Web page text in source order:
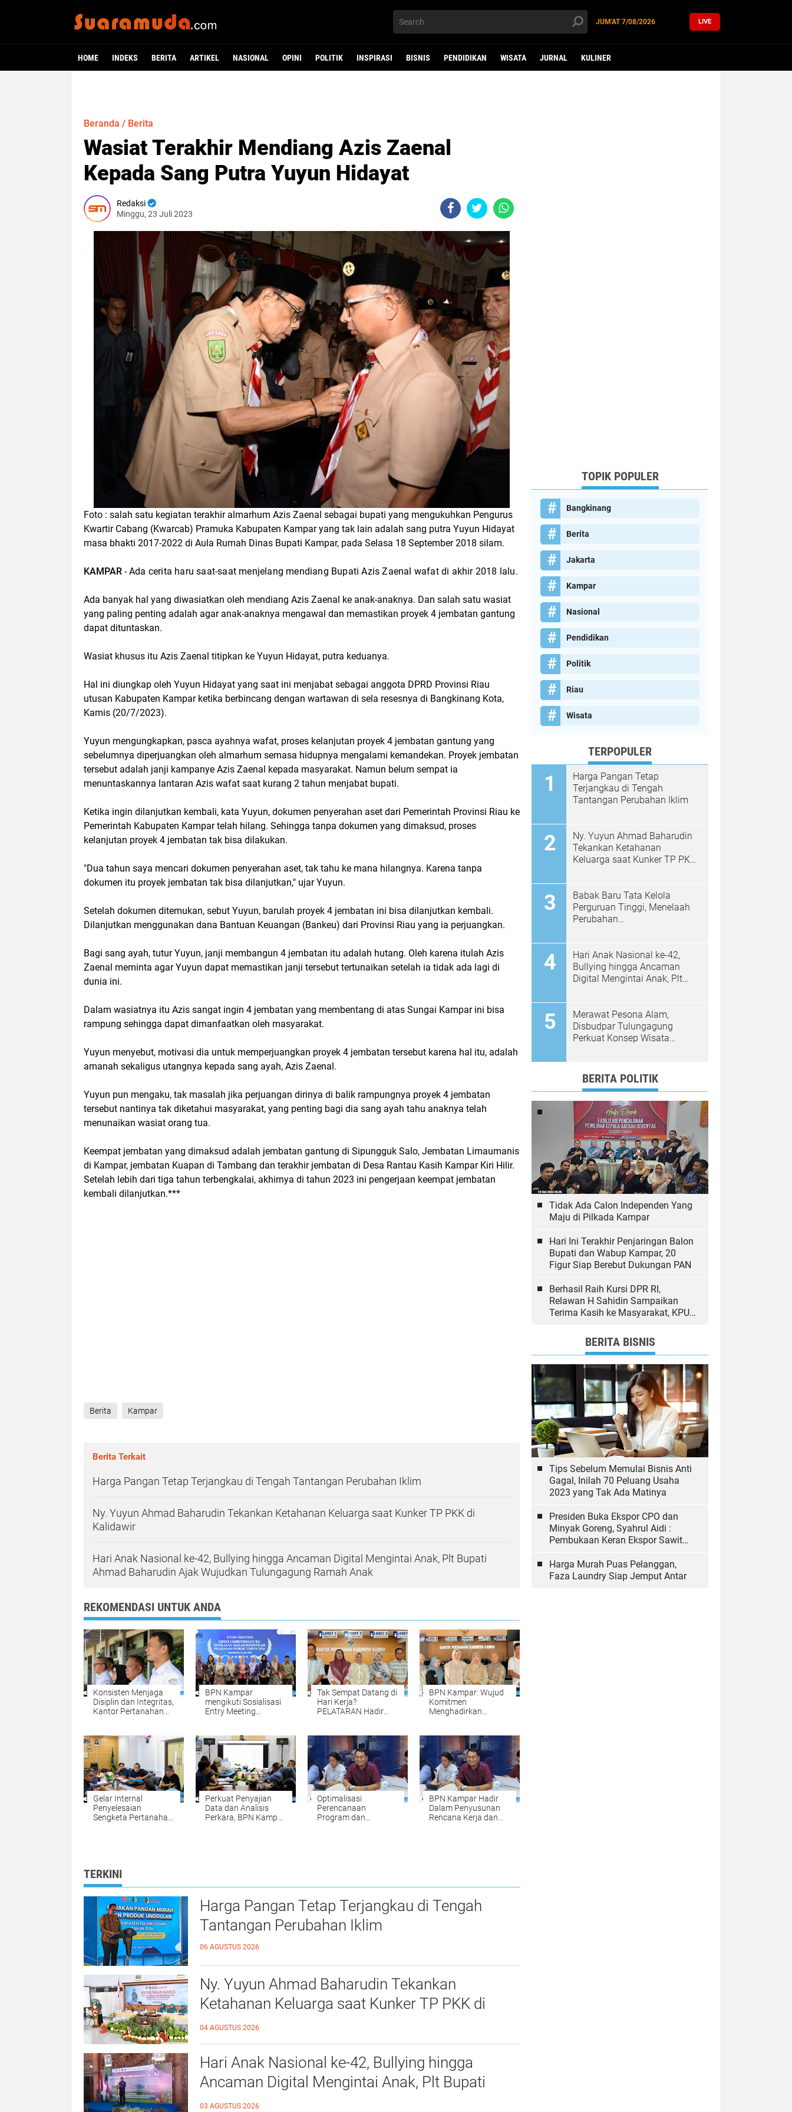
JUM'AT7/08/2026 LIVE
HOME INDEKS BERITA ARTIKEL NASIONAL OPINI POLITIK INSPIRASI BISNIS PENDIDIKAN WISATA JURNAL KULINER
Beranda / Berita
Wasiat Terakhir Mendiang Azis Zaenal
Kepada Sang Putra Yuyun Hidayat
Redaksi
Minggu, 23 Juli 2023
Foto : salah satu kegiatan terakhir almarhum Azis Zaenal sebagai bupati yang mengukuhkan Pengurus
Kwartir Cabang (Kwarcab) Pramuka Kabupaten Kampar yang tak lain adalah sang putra Yuyun Hidayat
masa bhakti 2017-2022 di Aula Rumah Dinas Bupati Kampar, pada Selasa 18 September 2018 silam.
KAMPAR -Ada cerita haru saat-saat menjelang mendiang Bupati Azis Zaenal wafat di akhir 2018 lalu.
Ada banyak hal yang diwasiatkan oleh mendiang Azis Zaenal ke anak-anaknya. Dan salah satu wasiat
yang paling penting adalah agar anak-anaknya mengawal dan memastikan proyek 4 jembatan gantung
dapat dituntaskan.
Wasiat khusus itu Azis Zaenal titipkan ke Yuyun Hidayat, putra keduanya.
Hal ini diungkap oleh Yuyun Hidayat yang saat ini menjabat sebagai anggota DPRD Provinsi Riau
utusan Kabupaten Kampar ketika berbincang dengan wartawan di sela resesnya di Bangkinang Kota,
Kamis (20/7/2023).
Yuyun mengungkapkan, pasca ayahnya wafat, proses kelanjutan proyek 4 jembatan gantung yang
sebelumnya diperjuangkan oleh almarhum semasa hidupnya mengalami kemandekan. Proyek jembatan
tersebut adalah janji kampanye Azis Zaenal kepada masyarakat. Namun belum sempat ia
menuntaskannya lantaran Azis wafat saat kurang 2 tahun menjabat bupati.
Ketika ingin dilanjutkan kembali, kata Yuyun, dokumen penyerahan aset dari Pemerintah Provinsi Riau ke
Pemerintah Kabupaten Kampar telah hilang. Sehingga tanpa dokumen yang dimaksud, proses
kelanjutan proyek 4 jembatan tak bisa dilakukan.
"Dua tahun saya mencari dokumen penyerahan aset, tak tahu ke mana hilangnya. Karena tanpa
dokumen itu proyek jembatan tak bisa dilanjutkan," ujar Yuyun.
Setelah dokumen ditemukan, sebut Yuyun, barulah proyek 4 jembatan ini bisa dilanjutkan kembali.
Dilanjutkan menggunakan dana Bantuan Keuangan (Bankeu) dari Provinsi Riau yang ia perjuangkan.
Bagi sang ayah, tutur Yuyun, janji membangun 4 jembatan itu adalah hutang. Oleh karena itulah Azis
Zaenal meminta agar Yuyun dapat memastikan janji tersebut tertunaikan setelah ia tidak ada lagi di
dunia ini.
Dalam wasiatnya itu Azis sangat ingin 4 jembatan yang membentang di atas Sungai Kampar ini bisa
rampung sehingga dapat dimanfaatkan oleh masyarakat.
Yuyun menyebut, motivasi dia untuk memperjuangkan proyek 4 jembatan tersebut karena hal itu, adalah
amanah sekaligus utangnya kepada sang ayah, Azis Zaenal.
Yuyun pun mengaku, tak masalah jika perjuangan dirinya di balik rampungnya proyek 4 jembatan
tersebut nantinya tak diketahui masyarakat, yang penting bagi dia sang ayah tahu anaknya telah
menunaikan wasiat orang tua.
Keempat jembatan yang dimaksud adalah jembatan gantung di Sipungguk Salo, Jembatan Limaumanis
di Kampar, jembatan Kuapan di Tambang dan terakhir jembatan di Desa Rantau Kasih Kampar Kiri Hilir.
Setelah lebih dari tiga tahun terbengkalai, akhirnya di tahun 2023 ini pengerjaan keempat jembatan
kembali dilanjutkan.***
Berita Kampar
Berita Terkait
Harga Pangan Tetap Terjangkau di Tengah Tantangan Perubahan Iklim
Ny. Yuyun Ahmad Baharudin Tekankan Ketahanan Keluarga saat Kunker TP PKK di
Kalidawir
Hari Anak Nasional ke-42, Bullying hingga Ancaman Digital Mengintai Anak, Plt Bupati
Ahmad Baharudin Ajak Wujudkan Tulungagung Ramah Anak
REKOMENDASI UNTUK ANDA
Konsisten Menjaga
Disiplin dan Integritas,
Kantor Pertanahan
sebagai Penguatan
Budaya Kerja
Organisasi
BPN Kampar
mengikuti Sosialisasi
Entry Meeting
2026 yang
diselenggarakan oleh
Ombudsman RI
Tak Sempat Datang di
Hari Kerja?
PELATARAN Hadir
Tanah Setiap Sabtu
dan Minggu
BPN Kampar: Wujud
Komitmen
Menghadirkan
Mudah, Cepat, dan
Fleksibel
Gelar Internal
Penyelesaian
Sengketa Pertanahan:
Perkuat Penyajian
Data dan Analisis
Perkara, BPN Kampar
Optimalisasi
Perencanaan
Program dan
BPN Kampar Hadir
Dalam Penyusunan
Rencana Kerja dan
TERKINI
Harga Pangan Tetap Terjangkau di Tengah
Tantangan Perubahan Iklim
06 AGUSTUS 2026
Ny. Yuyun Ahmad Baharudin Tekankan
Ketahanan Keluarga saat Kunker TP PKK di
Kalidawir
04 AGUSTUS 2026
Hari Anak Nasional ke-42, Bullying hingga
Ancaman Digital Mengintai Anak, Plt Bupati
Ahmad Baharudin Ajak Wujudkan Tulungagung
03 AGUSTUS 2026
TOPIK POPULER
Bangkinang
Berita
Jakarta
Kampar
Nasional
Pendidikan
Politik
Riau
Wisata
TERPOPULER
Harga Pangan Tetap
Terjangkau di Tengah
Tantangan Perubahan Iklim
Ny. Yuyun Ahmad Baharudin
Tekankan Ketahanan
Keluarga saat Kunker TP PKK
Babak Baru Tata Kelola
Perguruan Tinggi, Menelaah
Perubahan
Hari Anak Nasional ke-42,
Bullying hingga Ancaman
Digital Mengintai Anak, Plt
Ramah Anak
Merawat Pesona Alam,
Disbudpar Tulungagung
Perkuat Konsep Wisata
BERITA POLITIK
Tidak Ada Calon Independen Yang
Maju di Pilkada Kampar
Hari Ini Terakhir Penjaringan Balon
Bupati dan Wabup Kampar, 20
Figur Siap Berebut Dukungan PAN
Berhasil Raih Kursi DPR RI,
Relawan H Sahidin Sampaikan
Terima Kasih ke Masyarakat, KPU
BERITA BISNIS
Tips Sebelum Memulai Bisnis Anti
Gagal, Inilah 70 Peluang Usaha
2023 yang Tak Ada Matinya
Presiden Buka Ekspor CPO dan
Minyak Goreng, Syahrul Aidi :
Pembukaan Keran Ekspor Sawit
Harga Murah Puas Pelanggan,
Faza Laundry Siap Jemput Antar